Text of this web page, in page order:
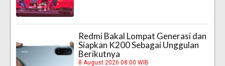
Redmi Bakal Lompat Generasi dan
Siapkan K200 Sebagai Unggulan
Berikutnya
8 August 2026 08:00 WIB